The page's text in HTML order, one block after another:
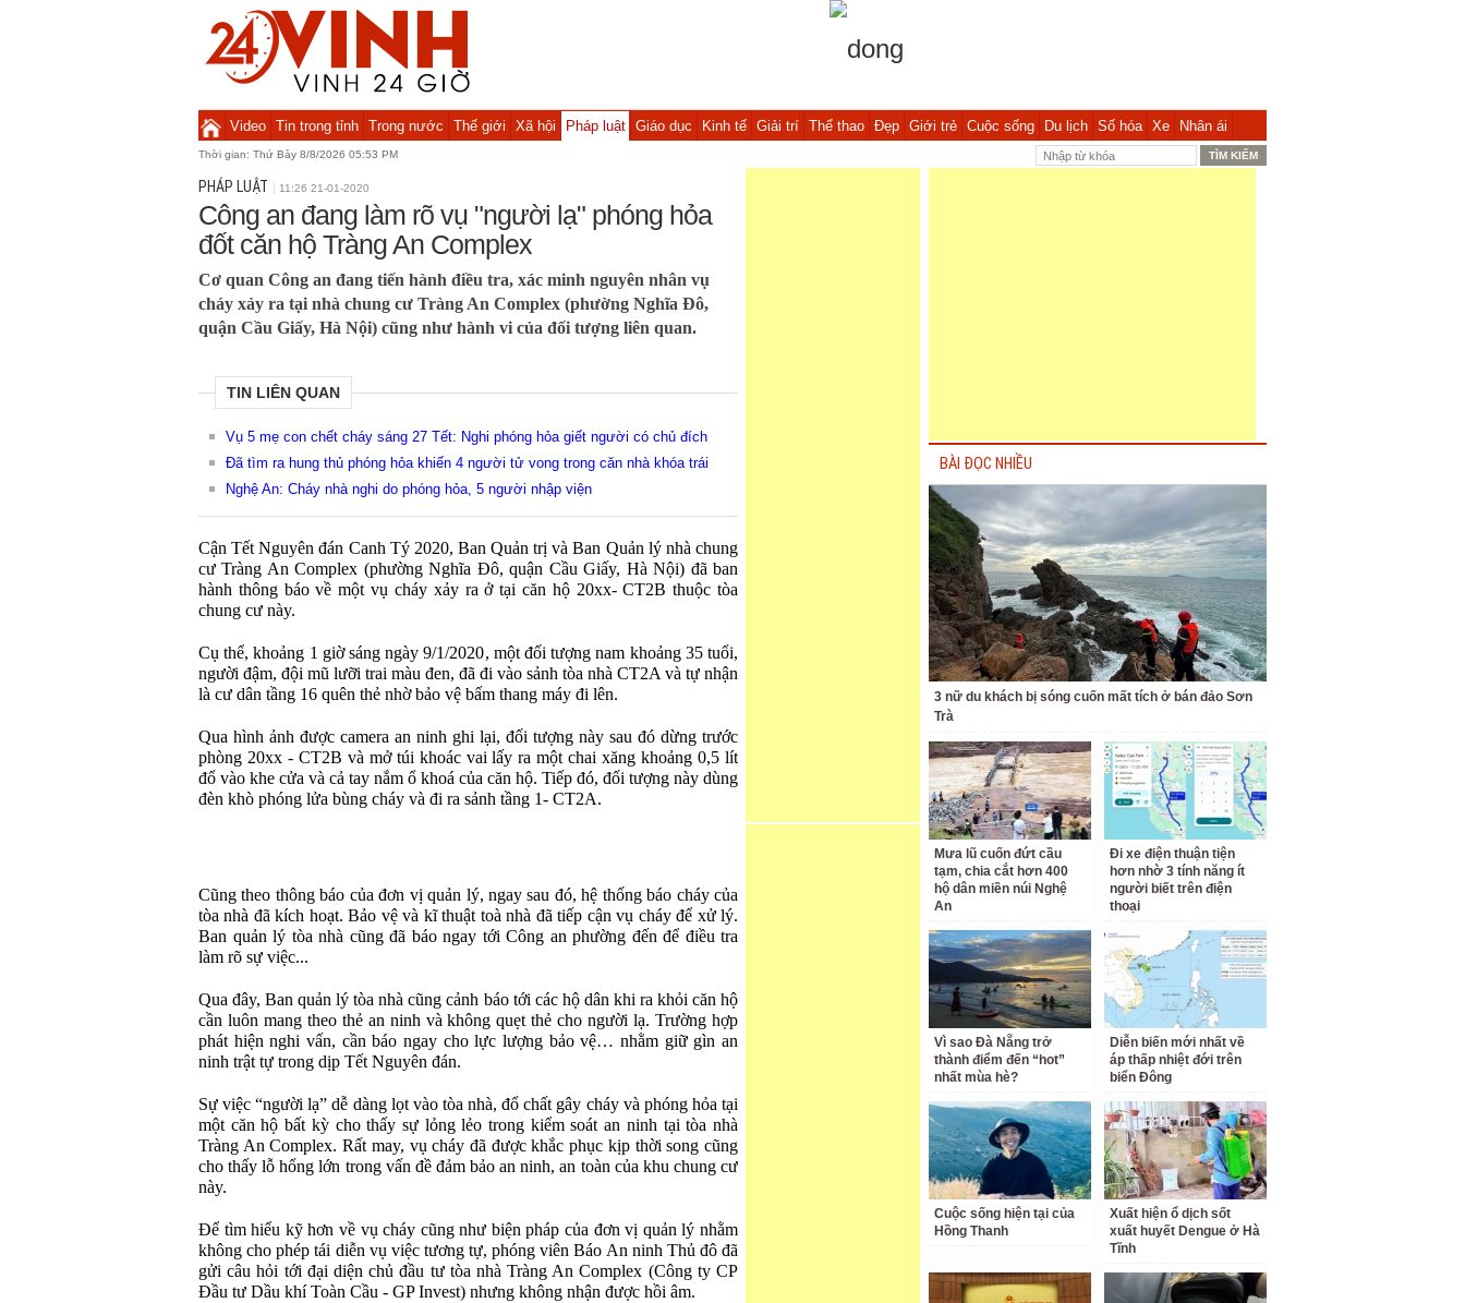
Video Tin trong tỉnh Trong nước Thế giới Xã hội Pháp luật Giáo dục Kinh tế Giải trí Thể thao Đẹp Giới trẻ Cuộc sống Du lịch Số hóa Xe Nhân ái
Thời gian: Thứ Bảy 8/8/2026 05:53 PM
PHÁP LUẬT 11:26 21-01-2020
Công an đang làm rõ vụ "người lạ" phóng hỏa
đốt căn hộ Tràng An Complex
Cơ quan Công an đang tiến hành điều tra, xác minh nguyên nhân vụ
cháy xảy ra tại nhà chung cư Tràng An Complex (phường Nghĩa Đô,
quận Cầu Giấy, Hà Nội) cũng như hành vi của đối tượng liên quan.
TIN LIÊN QUAN
Vụ 5 mẹ con chết cháy sáng 27 Tết: Nghi phóng hỏa giết người có chủ đích
Đã tìm ra hung thủ phóng hỏa khiến 4 người tử vong trong căn nhà khóa trái
Nghệ An: Cháy nhà nghi do phóng hỏa, 5 người nhập viện
Cận Tết Nguyên đán Canh Tý 2020, Ban Quản trị và Ban Quản lý nhà chung
cư Tràng An Complex (phường Nghĩa Đô, quận Cầu Giấy, Hà Nội) đã ban
hành thông báo về một vụ cháy xảy ra ở tại căn hộ 20xx- CT2B thuộc tòa
chung cư này.
Cụ thể, khoảng 1 giờ sáng ngày 9/1/2020, một đối tượng nam khoảng 35 tuổi,
người đậm, đội mũ lưỡi trai màu đen, đã đi vào sảnh tòa nhà CT2A và tự nhận
là cư dân tầng 16 quên thẻ nhờ bảo vệ bấm thang máy đi lên.
Qua hình ảnh được camera an ninh ghi lại, đối tượng này sau đó dừng trước
phòng 20xx - CT2B và mở túi khoác vai lấy ra một chai xăng khoảng 0,5 lít
đổ vào khe cửa và cả tay nắm ổ khoá của căn hộ. Tiếp đó, đối tượng này dùng
đèn khò phóng lửa bùng cháy và đi ra sảnh tầng 1- CT2A.
Cũng theo thông báo của đơn vị quản lý, ngay sau đó, hệ thống báo cháy của
tòa nhà đã kích hoạt. Bảo vệ và kĩ thuật toà nhà đã tiếp cận vụ cháy để xử lý.
Ban quản lý tòa nhà cũng đã báo ngay tới Công an phường đến để điều tra
làm rõ sự việc...
Qua đây, Ban quản lý tòa nhà cũng cảnh báo tới các hộ dân khi ra khỏi căn hộ
cần luôn mang theo thẻ an ninh và không quẹt thẻ cho người lạ. Trường hợp
phát hiện nghi vấn, cần báo ngay cho lực lượng bảo vệ… nhằm giữ gìn an
ninh trật tự trong dịp Tết Nguyên đán.
Sự việc “người lạ” dễ dàng lọt vào tòa nhà, đổ chất gây cháy và phóng hỏa tại
một căn hộ bất kỳ cho thấy sự lỏng lẻo trong kiểm soát an ninh tại tòa nhà
Tràng An Complex. Rất may, vụ cháy đã được khắc phục kịp thời song cũng
cho thấy lỗ hổng lớn trong vấn đề đảm bảo an ninh, an toàn của khu chung cư
này.
Để tìm hiểu kỹ hơn về vụ cháy cũng như biện pháp của đơn vị quản lý nhằm
không cho phép tái diễn vụ việc tương tự, phóng viên Báo An ninh Thủ đô đã
gửi câu hỏi tới đại diện chủ đầu tư tòa nhà Tràng An Complex (Công ty CP
Đầu tư Dầu khí Toàn Cầu - GP Invest) nhưng không nhận được hồi âm.
BÀI ĐỌC NHIỀU
3 nữ du khách bị sóng cuốn mất tích ở bán đảo Sơn
Trà
Mưa lũ cuốn đứt cầu
tạm, chia cắt hơn 400
hộ dân miền núi Nghệ
An
Đi xe điện thuận tiện
hơn nhờ 3 tính năng ít
người biết trên điện
thoại
Vì sao Đà Nẵng trở
thành điểm đến “hot”
nhất mùa hè?
Diễn biến mới nhất về
áp thấp nhiệt đới trên
biển Đông
Cuộc sống hiện tại của
Hồng Thanh
Xuất hiện ổ dịch sốt
xuất huyết Dengue ở Hà
Tĩnh